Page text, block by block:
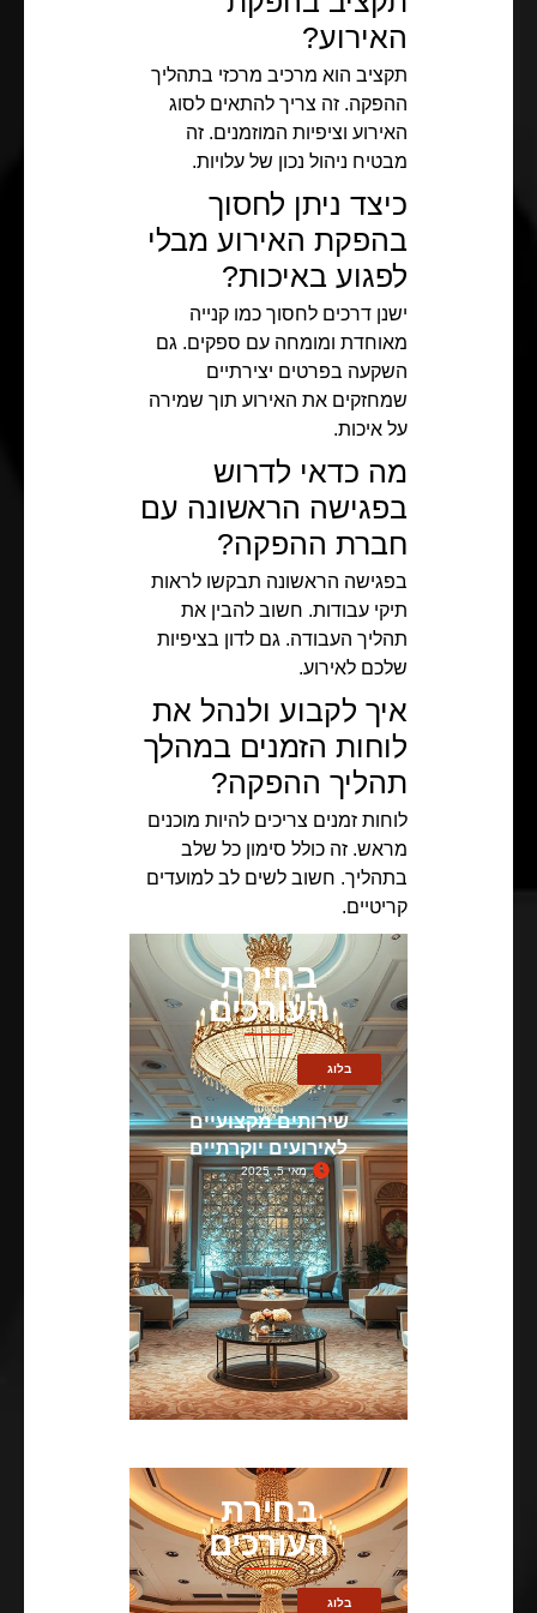
האירוע?
תקציב הוא מרכיב מרכזי בתהליך
ההפקה. זה צריך להתאים לסוג
האירוע וציפיות המוזמנים. זה
מבטיח ניהול נכון של עלויות.
כיצד ניתן לחסוך
בהפקת האירוע מבלי
לפגוע באיכות?
ישנן דרכים לחסוך כמו קנייה
מאוחדת ומומחה עם ספקים. גם
השקעה בפרטים יצירתיים
שמחזקים את האירוע תוך שמירה
על איכות.
מה כדאי לדרוש
בפגישה הראשונה עם
חברת ההפקה?
בפגישה הראשונה תבקשו לראות
תיקי עבודות. חשוב להבין את
תהליך העבודה. גם לדון בציפיות
שלכם לאירוע.
איך לקבוע ולנהל את
לוחות הזמנים במהלך
תהליך ההפקה?
לוחות זמנים צריכים להיות מוכנים
מראש. זה כולל סימון כל שלב
בתהליך. חשוב לשים לב למועדים
קריטיים.
בחירת
העורכים
בלוג
שירותים מקצועיים
לאירועים יוקרתיים
מאי 5, 2025
בחירת
העורכים
בלוג